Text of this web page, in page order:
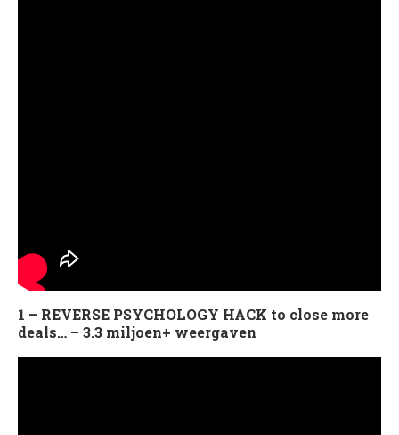
1 – REVERSE PSYCHOLOGY HACK to close more
deals… – 3.3 miljoen+ weergaven